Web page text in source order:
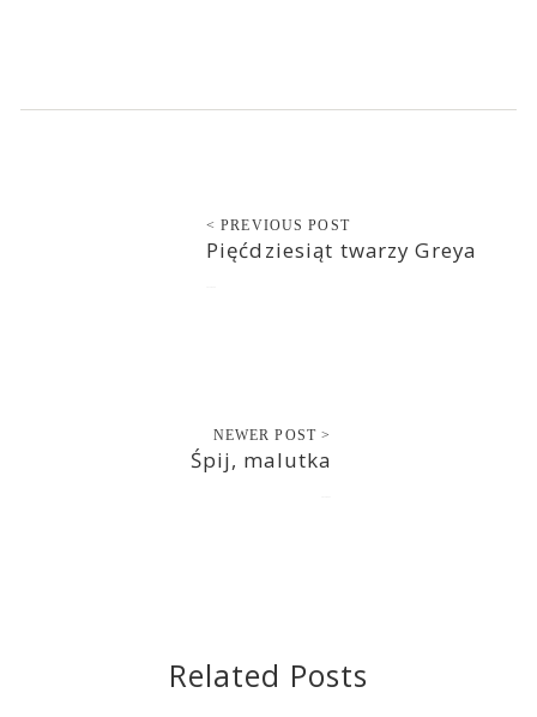
< PREVIOUS POST
Pięćdziesiąt twarzy Greya
NEWER POST >
Śpij, malutka
Related Posts